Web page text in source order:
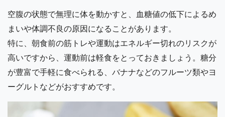
空腹の状態で無理に体を動かすと、血糖値の低下によるめ
まいや体調不良の原因になることがあります。
特に、朝食前の筋トレや運動はエネルギー切れのリスクが
高いですから、運動前は軽食をとっておきましょう。糖分
が豊富で手軽に食べられる、バナナなどのフルーツ類やヨ
ーグルトなどがおすすめです。